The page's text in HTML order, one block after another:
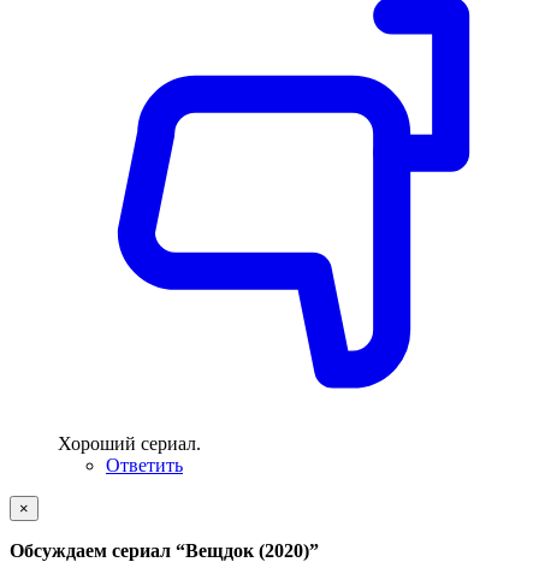
Хороший сериал.
Ответить
×
Обсуждаем cериал “Вещдок (2020)”